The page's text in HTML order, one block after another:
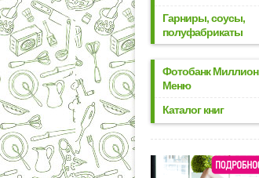
Гарниры, соусы,
полуфабрикаты
Фотобанк Миллион
Меню
Каталог книг